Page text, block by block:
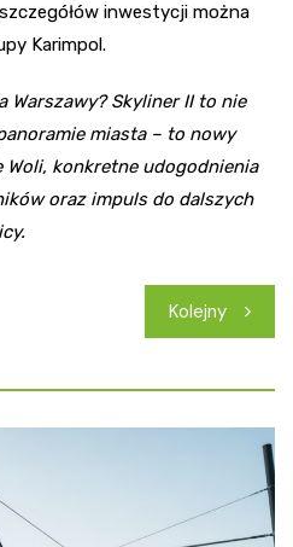
inwestycji można
Karimpol.
Warszawy? Skyliner II to nie
miasta – to nowy
Woli, konkretne udogodnienia
oraz impuls do dalszych
Kolejny